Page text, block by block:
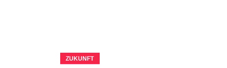
ZUKUNFT